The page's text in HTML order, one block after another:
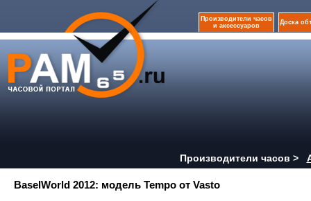
Производители часов
и аксессуаров
Доска
Производители часов >
BaselWorld 2012: модель Tempo от Vasto